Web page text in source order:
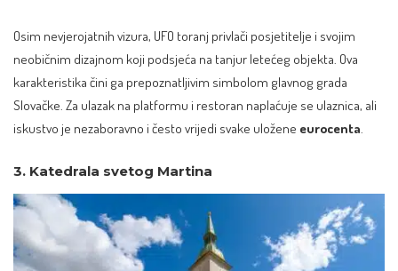
Osim nevjerojatnih vizura, UFO toranj privlači posjetitelje i svojim
neobičnim dizajnom koji podsjeća na tanjur letećeg objekta. Ova
karakteristika čini ga prepoznatljivim simbolom glavnog grada
Slovačke. Za ulazak na platformu i restoran naplaćuje se ulaznica, ali
iskustvo je nezaboravno i često vrijedi svake uložene eurocenta.
3. Katedrala svetog Martina